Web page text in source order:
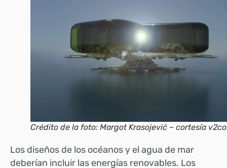
Crédito de la foto: Margot Krasojević – cortesía
Los diseños de los océanos y el agua de mar
deberían incluir las energías renovables. Los